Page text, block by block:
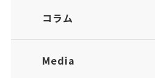
コラム
Media